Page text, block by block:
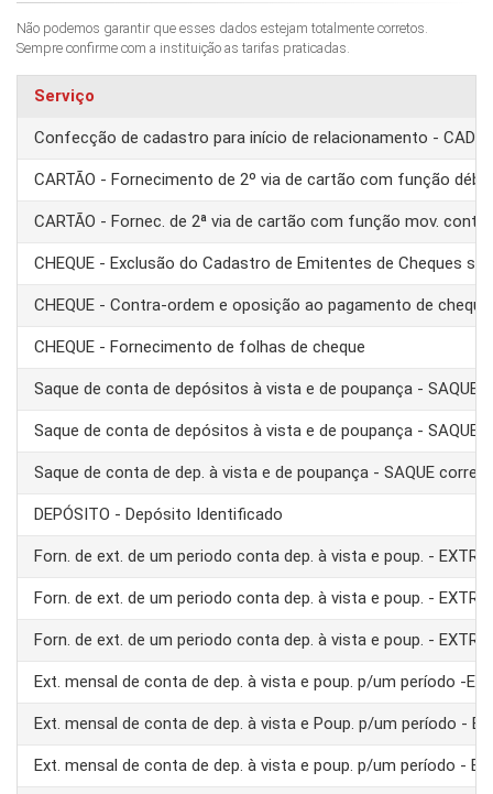
Não podemos garantir que esses dados estejam totalmente corretos.
Sempre confirme com a instituição as tarifas praticadas.
Serviço
Confecção de cadastro para início de relacionamento -
CARTÃO - Fornecimento de 2º via de cartão com função
CARTÃO - Fornec. de 2ª via de cartão com função mov. conta
CHEQUE - Exclusão do Cadastro de Emitentes de Cheques
CHEQUE - Contra-ordem e oposição ao pagamento de cheque
CHEQUE - Fornecimento de folhas de cheque
Saque de conta de depósitos à vista e de poupança - SAQUE
Saque de conta de depósitos à vista e de poupança - SAQUE
Saque de conta de dep. à vista e de poupança - SAQUE
DEPÓSITO - Depósito Identificado
Forn. de ext. de um periodo conta dep. à vista e poup. -
Forn. de ext. de um periodo conta dep. à vista e poup. -
Forn. de ext. de um periodo conta dep. à vista e poup. -
Ext. mensal de conta de dep. à vista e poup. p/um período -
Ext. mensal de conta de dep. à vista e Poup. p/um período -
Ext. mensal de conta de dep. à vista e poup. p/um período -